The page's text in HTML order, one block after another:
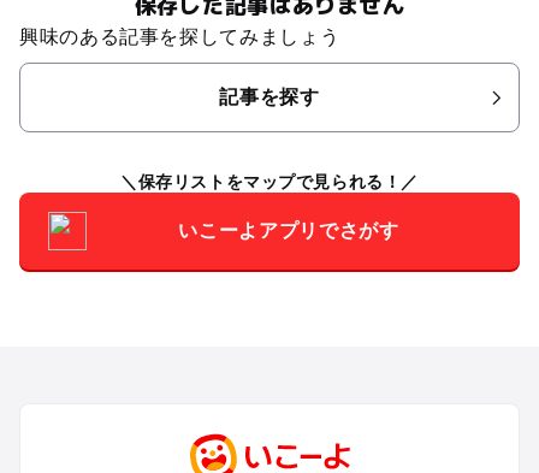
興味のある記事を探してみましょう
記事を探す
保存リストをマップで見られる！
いこーよアプリでさがす